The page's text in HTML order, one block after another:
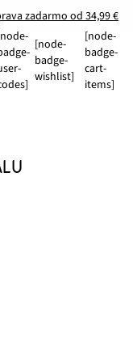
zadarmo od 34,99 €
[node-
badge-
wishlist]
[node-
badge-
cart-
items]